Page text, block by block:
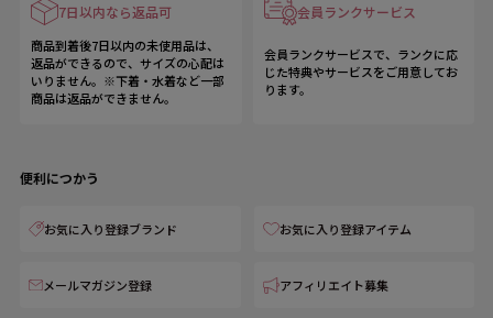
7日以内なら返品可
商品到着後7日以内の未使用品は、
返品ができるので、サイズの心配は
いりません。※下着・水着など一部
商品は返品ができません。
会員ランクサービス
会員ランクサービスで、ランクに応
じた特典やサービスをご用意してお
ります。
便利につかう
お気に入り登録ブランド お気に入り登録アイテム
メールマガジン登録 アフィリエイト募集